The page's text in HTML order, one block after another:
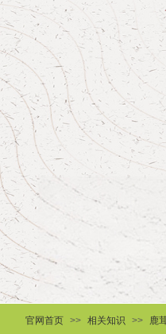
官网首页 >> 相关知识 >> 鹿